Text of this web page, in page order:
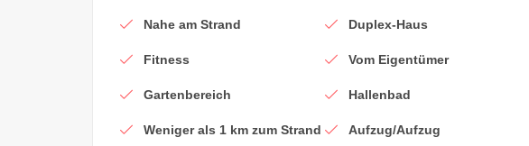
Nahe am Strand Duplex-Haus
Fitness Vom Eigentümer
Gartenbereich Hallenbad
Weniger als 1 km zum Strand Aufzug/Aufzug